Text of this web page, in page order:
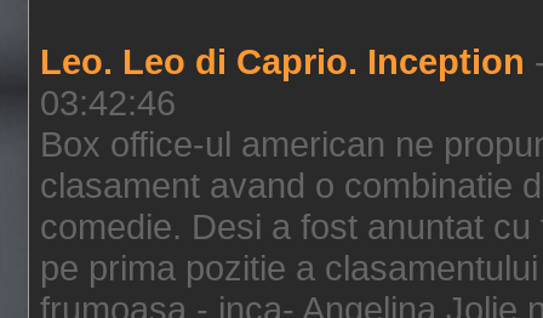
Leo. Leo di Caprio. Inception
03:42:46
Box office-ul american ne
clasament avand o combinatie
comedie. Desi a fost anuntat
pe prima pozitie a
frumoasa - inca- Angelina Jolie